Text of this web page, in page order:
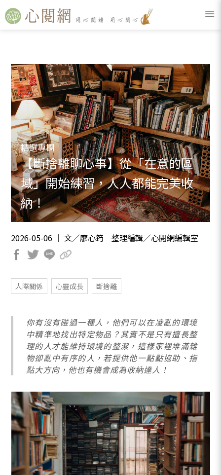
精選專欄
【斷捨離聊心事】從「在意的區
域」開始練習，人人都能完美收
納！
2026-05-06 ｜ 文／廖心筠 整理編輯／心閱網編輯室
人際關係 心靈成長 斷捨離
你有沒有碰過一種人，他們可以在凌亂的環境
中精準地找出特定物品？其實不是只有擅長整
理的人才能維持環境的整潔，這樣家裡堆滿雜
物卻亂中有序的人，若提供他一點點協助、指
點大方向，他也有機會成為收納達人！